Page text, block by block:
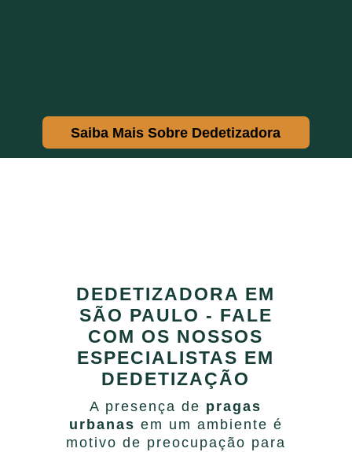
Saiba Mais Sobre Dedetizadora
DEDETIZADORA EM
SÃO PAULO - FALE
COM OS NOSSOS
ESPECIALISTAS EM
DEDETIZAÇÃO
A presença de pragas
urbanas em um ambiente é
motivo de preocupação para